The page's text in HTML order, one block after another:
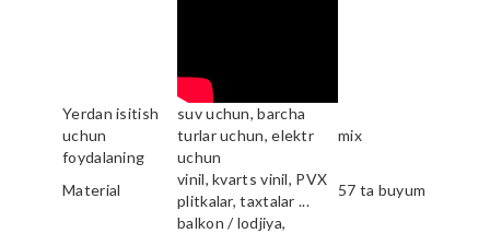
Yerdan isitish
uchun
foydalaning
suv uchun, barcha
turlar uchun, elektr
uchun
mix
Material
vinil, kvarts vinil, PVX
plitkalar, taxtalar ...
57 ta buyum
balkon / lodjiya,